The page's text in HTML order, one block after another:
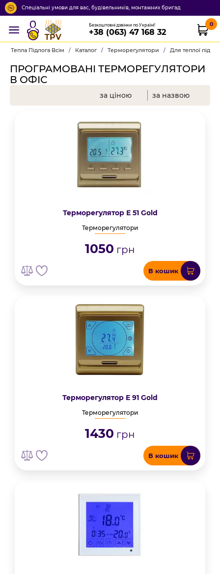
Спеціальні умови для вас, будівельників, монтажних бригад
TPV
Безкоштовні дзвінки по Україні!
+38 (063) 47 168 32
0
Тепла Підлога Всім / Каталог / Терморегулятори / Для теплої
ПРОГРАМОВАНІ ТЕРМОРЕГУЛЯТОРИ
В ОФІС
за ціною за назвою
Терморегулятор Е 51 Gold
Терморегулятори
1050 грн
В кошик
Терморегулятор E 91 Gold
Терморегулятори
1430 грн
В кошик